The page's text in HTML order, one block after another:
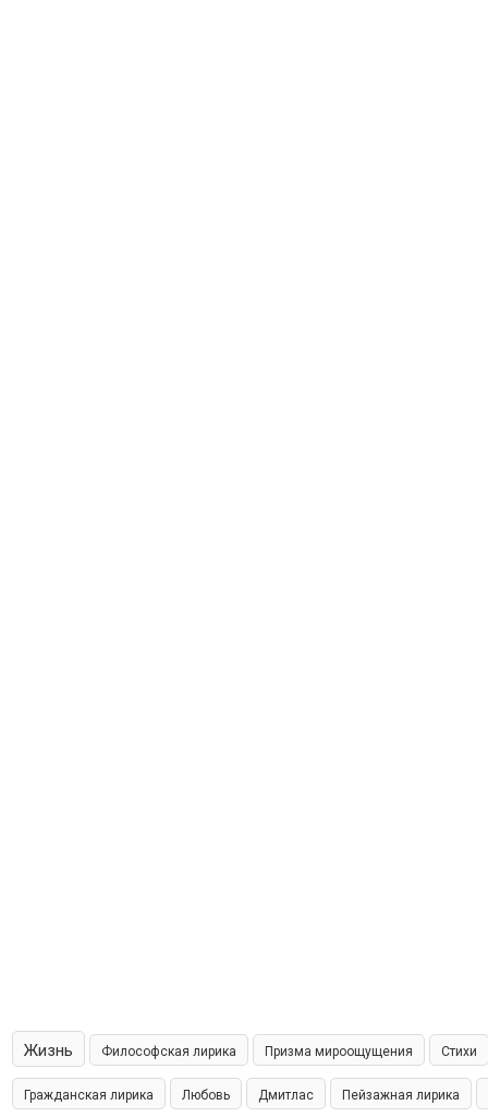
Жизнь Философская лирика Призма мироощущения Стихи
Гражданская лирика Любовь Дмитлас Пейзажная лирика